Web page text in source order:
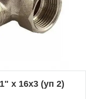
x 16x3 (уп 2)